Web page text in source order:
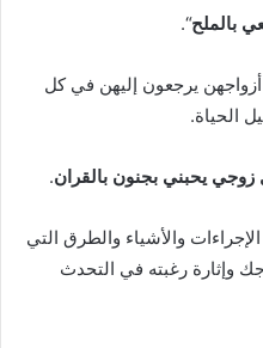
بالملح“.
يرجعون إليهن في كل
الحياة.
يحبني بجنون بالقران.
والأشياء والطرق التي
وإثارة رغبته في التحدث